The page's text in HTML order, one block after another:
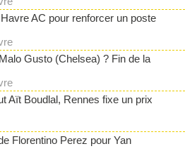
AC pour renforcer un poste
Gusto (Chelsea) ? Fin de la
Aït Boudlal, Rennes fixe un prix
Florentino Perez pour Yan